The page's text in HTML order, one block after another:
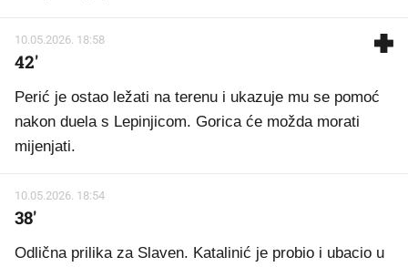
10.05.2026. 18:58
42'
Perić je ostao ležati na terenu i ukazuje mu se pomoć
nakon duela s Lepinjicom. Gorica će možda morati
mijenjati.
10.05.2026. 18:54
38'
Odlična prilika za Slaven. Katalinić je probio i ubacio u